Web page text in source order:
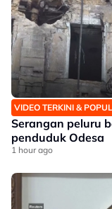
VIDEO TERKINI &
Serangan peluru
penduduk Odesa
1 hour ago